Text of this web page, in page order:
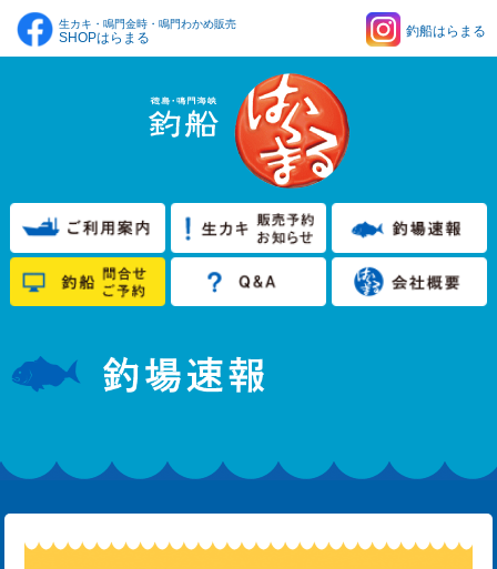
生カキ・鳴門金時・鳴門わかめ販売
SHOPはらまる 釣船はらまる